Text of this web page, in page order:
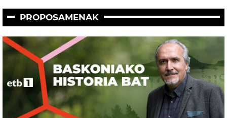
PROPOSAMENAK